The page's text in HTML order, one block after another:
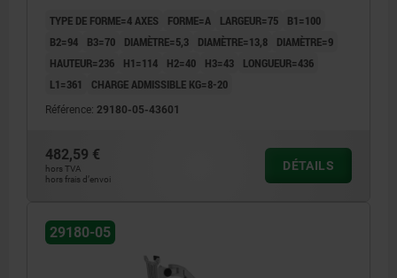
TYPE DE FORME=4 AXES FORME=A LARGEUR=75
B1=100
B2=94
B3=70 DIAMÈTRE=5,3 DIAMÈTRE=13,8
DIAMÈTRE=9
HAUTEUR=236
H1=114 H2=40 H3=43
LONGUEUR=436
L1=361
CHARGE ADMISSIBLE KG=8-20
Référence: 29180-05-43601
482,59 €
hors TVA
hors frais d’envoi
DÉTAILS
29180-05